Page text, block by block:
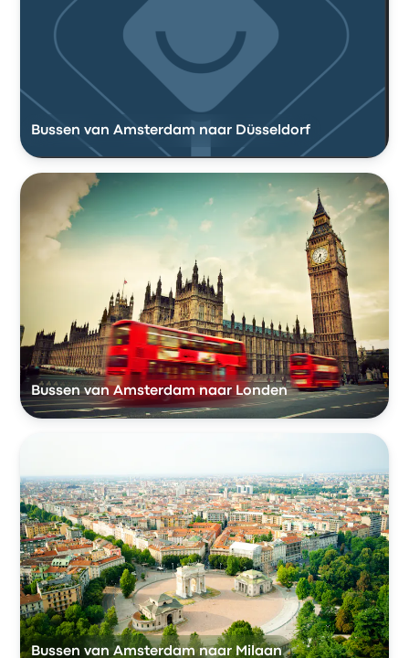
Bussen van Amsterdam naar Düsseldorf
Bussen van Amsterdam naar Londen
Bussen van Amsterdam naar Milaan